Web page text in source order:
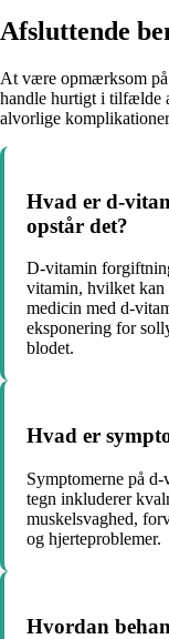
Afsluttende
At være opmærksom
handle hurtigt i tilfælde
alvorlige
Hvad er d-
opstår det?
D-vitamin
vitamin, hvilket kan
medicin med d-
eksponering for
blodet.
Hvad er
Symptomerne på
tegn inkluderer
muskelsvaghed,
og hjerteproblemer.
Hvordan